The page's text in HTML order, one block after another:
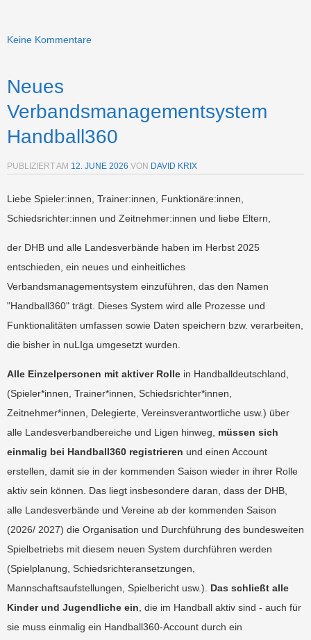
Keine Kommentare
Neues
Verbandsmanagementsystem
Handball360
PUBLIZIERT AM 12. JUNE 2026 VON DAVID KRIX
Liebe Spieler:innen, Trainer:innen, Funktionäre:innen,
Schiedsrichter:innen und Zeitnehmer:innen und liebe Eltern,
der DHB und alle Landesverbände haben im Herbst 2025
entschieden, ein neues und einheitliches
Verbandsmanagementsystem einzuführen, das den Namen
"Handball360" trägt. Dieses System wird alle Prozesse und
Funktionalitäten umfassen sowie Daten speichern bzw. verarbeiten,
die bisher in nuLIga umgesetzt wurden.
Alle Einzelpersonen mit aktiver Rolle in Handballdeutschland,
(Spieler*innen, Trainer*innen, Schiedsrichter*innen,
Zeitnehmer*innen, Delegierte, Vereinsverantwortliche usw.) über
alle Landesverbandbereiche und Ligen hinweg, müssen sich
einmalig bei Handball360 registrieren und einen Account
erstellen, damit sie in der kommenden Saison wieder in ihrer Rolle
aktiv sein können. Das liegt insbesondere daran, dass der DHB,
alle Landesverbände und Vereine ab der kommenden Saison
(2026/ 2027) die Organisation und Durchführung des bundesweiten
Spielbetriebs mit diesem neuen System durchführen werden
(Spielplanung, Schiedsrichteransetzungen,
Mannschaftsaufstellungen, Spielbericht usw.). Das schließt alle
Kinder und Jugendliche ein , die im Handball aktiv sind - auch für
sie muss einmalig ein Handball360-Account durch ein